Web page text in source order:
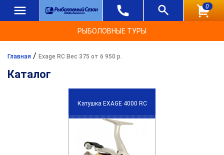
0
РЫБОЛОВНЫЕ ТУРЫ
Главная / Exage RC Вес 375 от 6 950 р.
Каталог
Катушка EXAGE 4000 RC